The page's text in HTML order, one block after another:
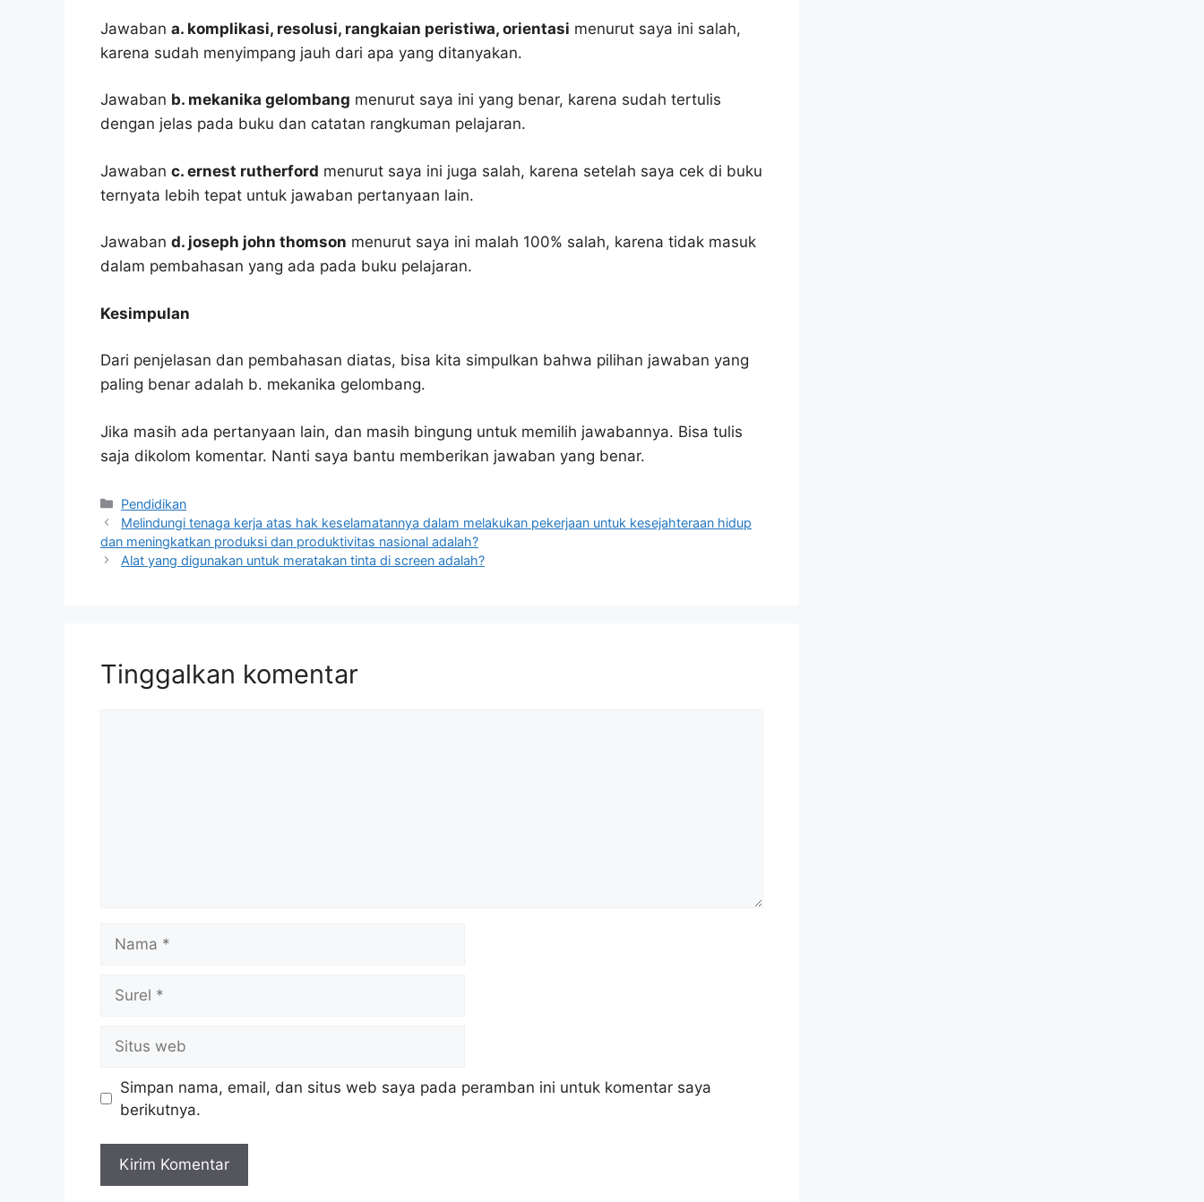
Jawaban a. komplikasi, resolusi, rangkaian peristiwa, orientasi menurut saya ini salah,
karena sudah menyimpang jauh dari apa yang ditanyakan.
Jawaban b. mekanika gelombang menurut saya ini yang benar, karena sudah tertulis
dengan jelas pada buku dan catatan rangkuman pelajaran.
Jawaban c. ernest rutherford menurut saya ini juga salah, karena setelah saya cek di buku
ternyata lebih tepat untuk jawaban pertanyaan lain.
Jawaban d. joseph john thomson menurut saya ini malah 100% salah, karena tidak masuk
dalam pembahasan yang ada pada buku pelajaran.
Kesimpulan
Dari penjelasan dan pembahasan diatas, bisa kita simpulkan bahwa pilihan jawaban yang
paling benar adalah b. mekanika gelombang.
Jika masih ada pertanyaan lain, dan masih bingung untuk memilih jawabannya. Bisa tulis
saja dikolom komentar. Nanti saya bantu memberikan jawaban yang benar.
Kategori
Pendidikan
Melindungi tenaga kerja atas hak keselamatannya dalam melakukan pekerjaan untuk kesejahteraan hidup
dan meningkatkan produksi dan produktivitas nasional adalah?
Alat yang digunakan untuk meratakan tinta di screen adalah?
Tinggalkan komentar
web
Simpan nama, email, dan situs web saya pada peramban ini untuk komentar saya
berikutnya.